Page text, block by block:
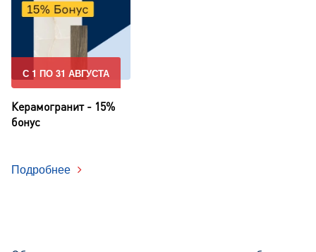
С 1 ПО 31 АВГУСТА
Керамогранит - 15%
бонус
Подробнее